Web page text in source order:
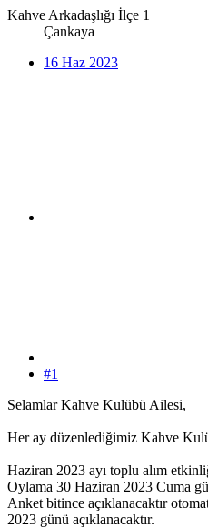
Kahve Arkadaşlığı İlçe 1
Çankaya
16 Haz 2023
#1
Selamlar Kahve Kulübü Ailesi,
Her ay düzenlediğimiz Kahve
Haziran 2023 ayı toplu alım
Oylama 30 Haziran 2023 Cuma
Anket bitince açıklanacaktır
2023 günü açıklanacaktır.